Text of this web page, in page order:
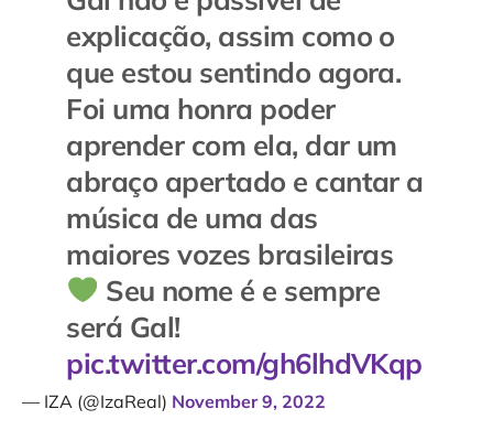
explicação, assim como o
que estou sentindo agora.
Foi uma honra poder
aprender com ela, dar um
abraço apertado e cantar a
música de uma das
maiores vozes brasileiras
Seu nome é e sempre
será Gal!
pic.twitter.com/gh6lhdVKqp
— IZA (@IzaReal) November 9, 2022